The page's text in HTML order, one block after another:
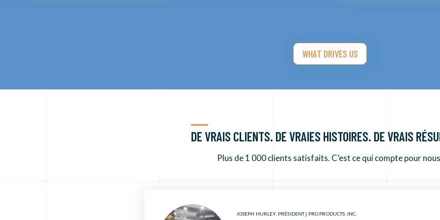
WHAT DRIVES US
DE VRAIS CLIENTS. DE VRAIES HISTOIRES. DE VRAIS
Plus de 1 000 clients satisfaits. C’est ce qui compte pour
JOSEPH HURLEY, PRÉSIDENT | PRO PRODUCTS, INC.